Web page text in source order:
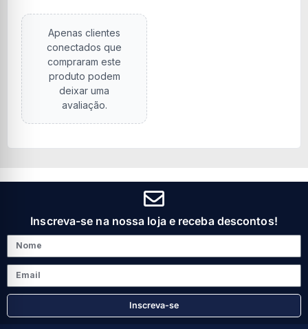
Apenas clientes
conectados que
compraram este
produto podem
deixar uma
avaliação.
Inscreva-se na nossa loja e receba descontos!
Inscreva-se